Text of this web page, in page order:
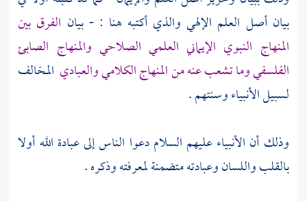
بيان أصل العلم الإلهي والذي أكتبه هنا : - بيان الفرق بين
المنهاج النبوي الإيماني العلمي الصلاحي والمنهاج الصابئ
الفلسفي وما تشعب عنه من المنهاج الكلامي والعبادي المخالف
لسبيل الأنبياء وسنتهم .
وذلك أن الأنبياء عليهم السلام دعوا الناس إلى عبادة الله أولا
بالقلب واللسان وعبادته متضمنة لمعرفته وذكره .